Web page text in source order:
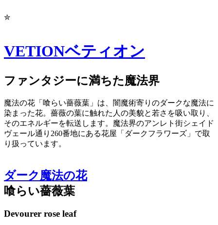
✮
VETIONベティオン
ファンタジーに満ちた魔法界
魔法の花「喰らい薔薇葉」は、闇魔術寄りのダークな魔法に
染まった花。薔薇の葉に触れた人の美貌と若さを吸い取り、
そのエネルギーを転送します。魔法界のアンレト街シェイド
ヴェール通り260番地にある花屋「ダークフラワーズ」で取
り扱っています。
ダーク魔法の花
喰らい薔薇葉
Devourer rose leaf